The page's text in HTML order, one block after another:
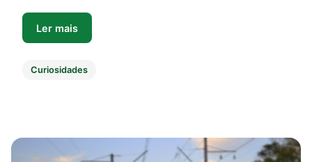
Ler mais
Curiosidades